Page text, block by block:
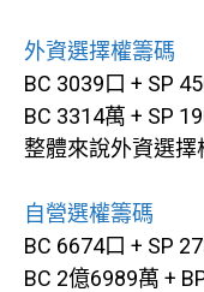
外資選擇權籌碼
BC 3039口 + SP
BC 3314萬 + SP
整體來說外資選擇
自營選權籌碼
BC 6674口 + SP
BC 2億6989萬 +